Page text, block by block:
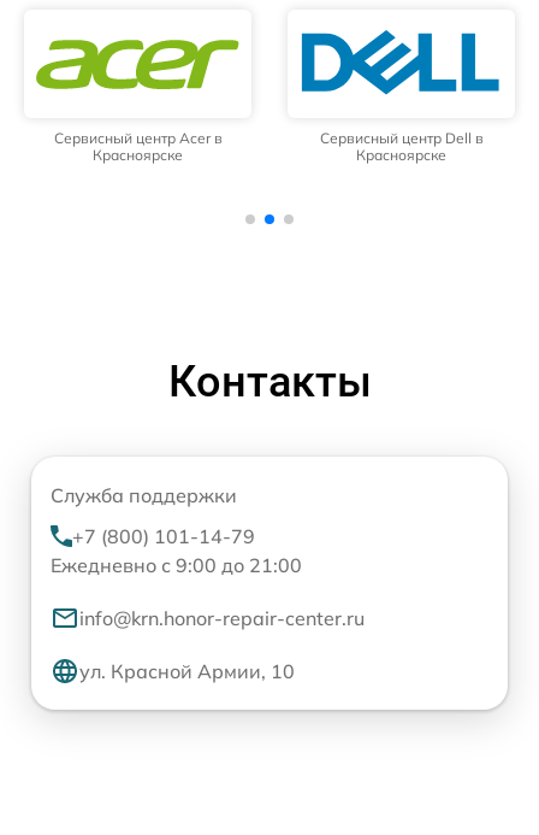
Сервисный центр Acer в
Красноярске
Сервисный центр Dell в
Красноярске
Контакты
Служба поддержки
+7 (800) 101-14-79
Ежедневно с 9:00 до 21:00
info@krn.honor-repair-center.ru
ул. Красной Армии, 10